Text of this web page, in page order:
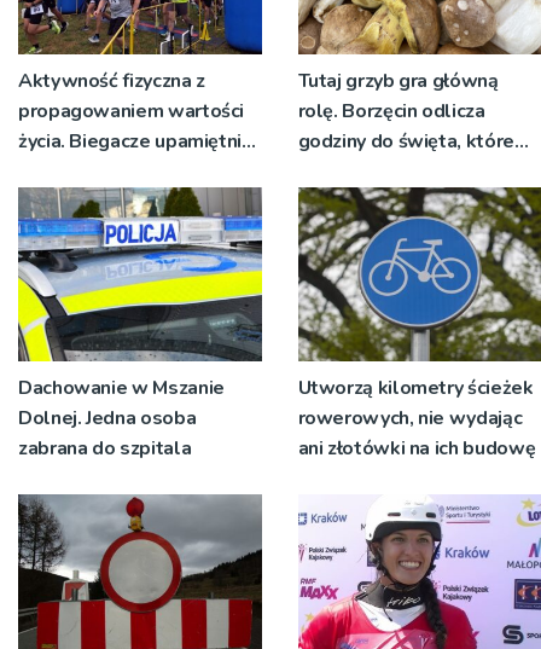
Aktywność fizyczna z
propagowaniem wartości
życia. Biegacze upamiętnili
Tutaj grzyb gra główną
rolę. Borzęcin odlicza
godziny do święta, które
pokoleń
Dachowanie w Mszanie
Dolnej. Jedna osoba
zabrana do szpitala
Utworzą kilometry ścieżek
rowerowych, nie wydając
ani złotówki na ich budowę